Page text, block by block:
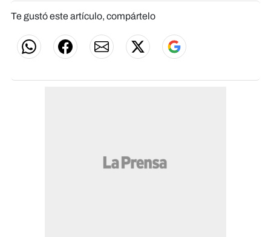
Te gustó este artículo, compártelo